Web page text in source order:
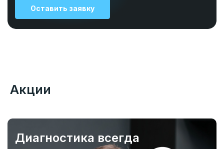
Оставить заявку
Акции
Диагностика всегда